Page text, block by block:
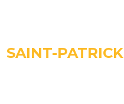
SAINT-PATRICK